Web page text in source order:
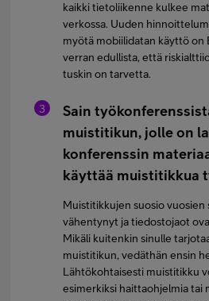
kaikki tietoliikenne kulkee
verkossa. Uuden
myötä mobiilidatan käyttö on
verran edullista, että
tuskin on tarvetta.
Sain
muistitikun, jolle on
konferenssin
käyttää muistitikkua
Muistitikkujen suosio vuosien
vähentynyt ja tiedostojaot
Mikäli kuitenkin sinulle
muistitikun, vedäthän ensin
Lähtökohtaisesti muistitikku
esimerkiksi haittaohjelmia tai